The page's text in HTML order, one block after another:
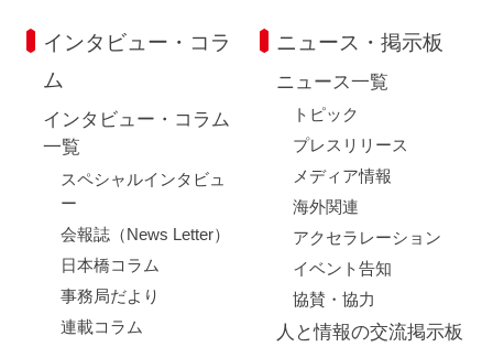
インタビュー・コラ
ム
インタビュー・コラム
一覧
スペシャルインタビュ
ー
会報誌（News Letter）
日本橋コラム
事務局だより
連載コラム
ニュース・掲示板
ニュース一覧
トピック
プレスリリース
メディア情報
海外関連
アクセラレーション
イベント告知
協賛・協力
人と情報の交流掲示板